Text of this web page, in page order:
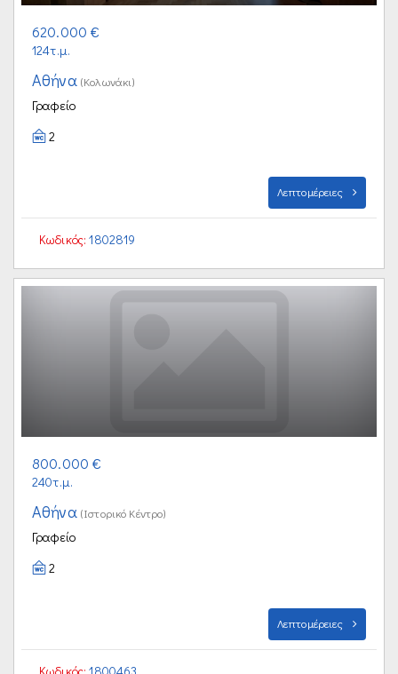
620.000 €
124τ.μ.
Αθήνα (Κολωνάκι)
Γραφείο
2
Λεπτομέρειες
Κωδικός: 1802819
800.000 €
240τ.μ.
Αθήνα (Ιστορικό Κέντρο)
Γραφείο
2
Λεπτομέρειες